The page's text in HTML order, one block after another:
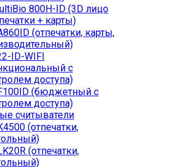
800H-ID (3D лицо
+ карты)
(отпечатки, карты,
ID-WIFI
с
доступа)
(бюджетный с
доступа)
считыватели
(отпечатки,
(отпечатки,